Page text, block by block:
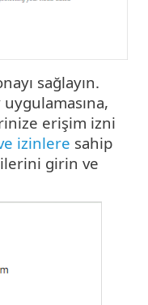
sağlayın.
erişim izni
izinlere sahip
girin ve